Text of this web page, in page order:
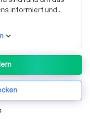
informiert und